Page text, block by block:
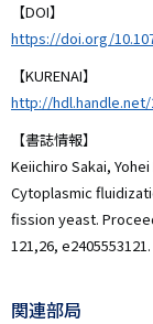
【DOI】
https://doi.org/
【KURENAI】
http://hdl.handle.net/
【書誌情報】
Keiichiro Sakai,
Cytoplasmic
fission yeast.
121,26, e2405553121.
関連部局